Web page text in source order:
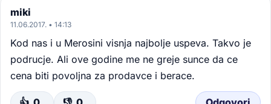
miki
11.06.2017. • 14:13
Kod nas i u Merosini visnja najbolje uspeva. Takvo je
podrucje. Ali ove godine me ne greje sunce da ce
cena biti povoljna za prodavce i berace.